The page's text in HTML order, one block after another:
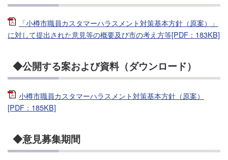
「小樽市職員カスタマーハラスメント対策基本方針（原案）」
に対して提出された意見等の概要及び市の考え方等[PDF：183KB]
◆公開する案および資料（ダウンロード）
小樽市職員カスタマーハラスメント対策基本方針（原案）
[PDF：185KB]
◆意見募集期間